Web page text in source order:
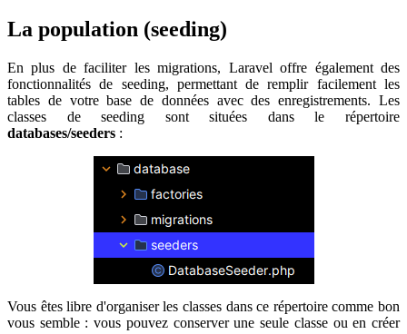
La population (seeding)
En plus de faciliter les migrations, Laravel offre également des
fonctionnalités de seeding, permettant de remplir facilement les
tables de votre base de données avec des enregistrements. Les
classes de seeding sont situées dans le répertoire
databases/seeders :
Vous êtes libre d'organiser les classes dans ce répertoire comme bon
vous semble : vous pouvez conserver une seule classe ou en créer